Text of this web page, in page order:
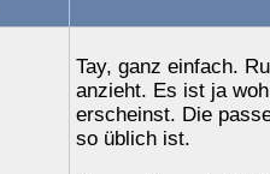
Tay, ganz einfach.
anzieht. Es ist ja
erscheinst. Die
so üblich ist.